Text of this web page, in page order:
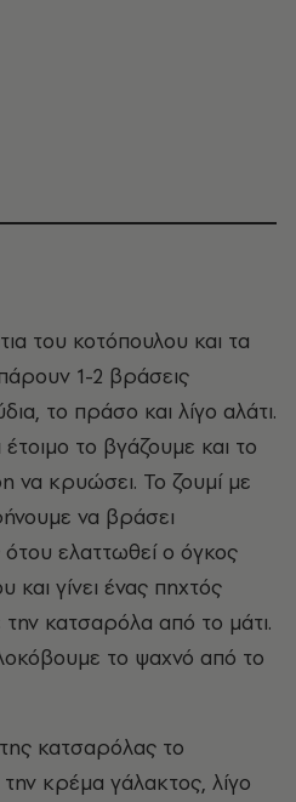
του κοτόπουλου και τα
1-2 βράσεις
το πράσο και λίγο αλάτι.
το βγάζουμε και το
να κρυώσει. Το ζουμί με
να βράσει
ελαττωθεί ο όγκος
και γίνει ένας πηχτός
κατσαρόλα από το μάτι.
το ψαχνό από το
κατσαρόλας το
κρέμα γάλακτος, λίγο